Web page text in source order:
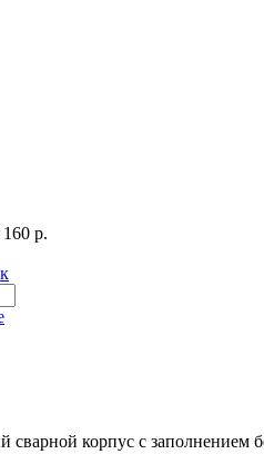
160 р.
сварной корпус с заполнением